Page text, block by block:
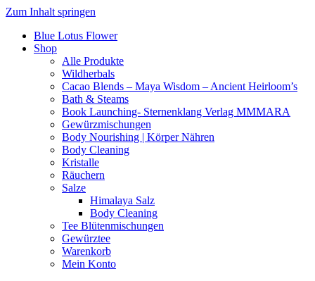
Zum Inhalt springen
Blue Lotus Flower
Shop
Alle Produkte
Wildherbals
Cacao Blends – Maya Wisdom – Ancient Heirloom’s
Bath & Steams
Book Launching- Sternenklang Verlag MMMARA
Gewürzmischungen
Body Nourishing | Körper Nähren
Body Cleaning
Kristalle
Räuchern
Salze
Himalaya Salz
Body Cleaning
Tee Blütenmischungen
Gewürztee
Warenkorb
Mein Konto